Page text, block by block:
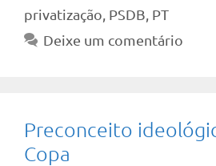
privatização PSDB PT
Deixe um comentário
Preconceito
Copa